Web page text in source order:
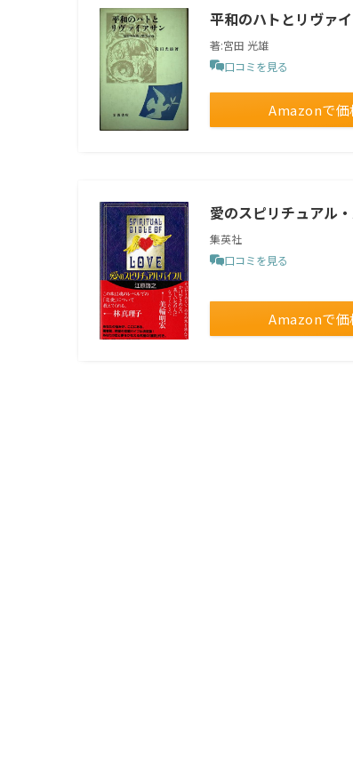
平和のハトとリヴァ
著:宮田 光雄
口コミを見る
Amazonで価
愛のスピリチュアル
集英社
口コミを見る
Amazonで価